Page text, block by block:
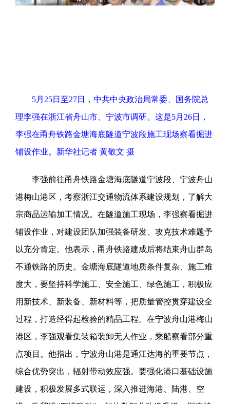
5月25日至27日，中共中央政治局常委、国务院总
理李强在浙江省舟山市、宁波市调研。这是5月26日，
李强在甬舟铁路金塘海底隧道宁波段施工现场察看掘进
铺设作业。新华社记者 黄敬文 摄
李强前往甬舟铁路金塘海底隧道宁波段、宁波舟山
港梅山港区，考察浙江交通物流体系建设规划，了解大
宗商品运输加工情况。在隧道施工现场，李强察看掘进
铺设作业，对建设团队加强装备研发、攻克技术难题予
以充分肯定。他表示，甬舟铁路建成后将结束舟山群岛
不通铁路的历史。金塘海底隧道地质条件复杂、施工难
度大，要坚持科学施工、安全施工、绿色施工，积极应
用新技术、新装备、新材料等，把质量管控贯穿建设全
过程，打造经得起检验的精品工程。在宁波舟山港梅山
港区，李强观看集装箱装卸无人作业，乘船察看部分重
点项目。他指出，宁波舟山港是通江达海的重要节点，
综合优势突出，辐射带动效应强。要强化港口基础设施
建设，积极发展多式联运，深入推进海港、陆港、空